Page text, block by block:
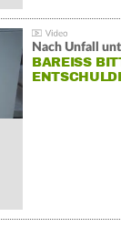
Nach Unfall
BAREISS